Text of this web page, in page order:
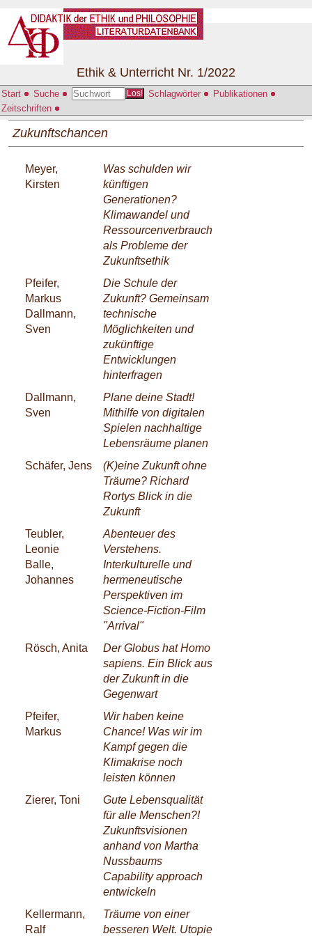
Start Suche Los! Schlagwörter
Publikationen
Zeitschriften
Ethik & Unterricht Nr. 1/2022
Zukunftschancen
Meyer,
Kirsten
Was schulden wir
künftigen
Generationen?
Klimawandel und
Ressourcenverbrauch
als Probleme der
Zukunftsethik
Pfeifer,
Markus
Dallmann,
Sven
Die Schule der
Zukunft? Gemeinsam
technische
Möglichkeiten und
zukünftige
Entwicklungen
hinterfragen
Dallmann,
Sven
Plane deine Stadt!
Mithilfe von digitalen
Spielen nachhaltige
Lebensräume planen
Schäfer, Jens
(K)eine Zukunft ohne
Träume? Richard
Rortys Blick in die
Zukunft
Teubler,
Leonie
Balle,
Johannes
Abenteuer des
Verstehens.
Interkulturelle und
hermeneutische
Perspektiven im
Science-Fiction-Film
"Arrival"
Rösch, Anita
Der Globus hat Homo
sapiens. Ein Blick aus
der Zukunft in die
Gegenwart
Pfeifer,
Markus
Wir haben keine
Chance! Was wir im
Kampf gegen die
Klimakrise noch
leisten können
Zierer, Toni
Gute Lebensqualität
für alle Menschen?!
Zukunftsvisionen
anhand von Martha
Nussbaums
Capability approach
entwickeln
Kellermann,
Ralf
Träume von einer
besseren Welt. Utopie